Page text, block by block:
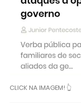
CLICK NA IMAGEM! 👆